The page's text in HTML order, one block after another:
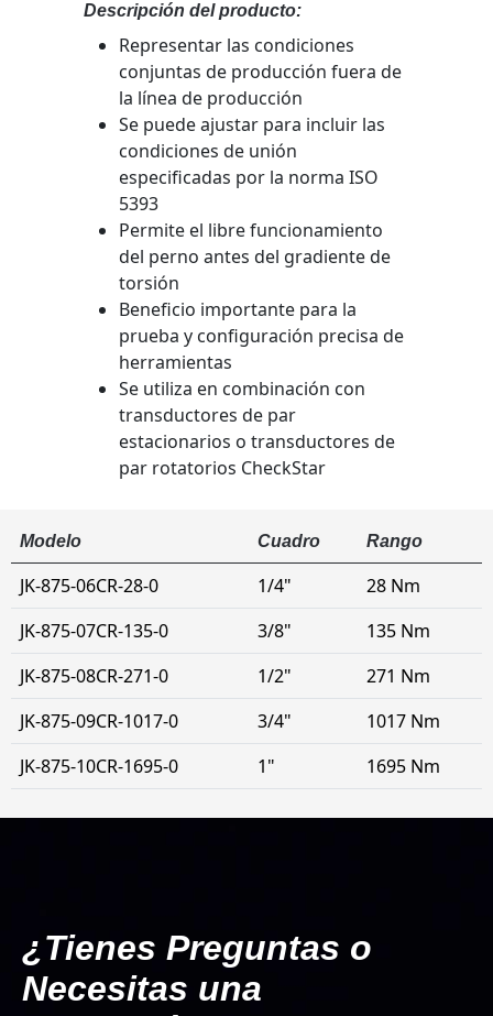
Descripción del producto:
Representar las condiciones
conjuntas de producción fuera de
la línea de producción
Se puede ajustar para incluir las
condiciones de unión
especificadas por la norma ISO
5393
Permite el libre funcionamiento
del perno antes del gradiente de
torsión
Beneficio importante para la
prueba y configuración precisa de
herramientas
Se utiliza en combinación con
transductores de par
estacionarios o transductores de
par rotatorios CheckStar
Modelo Cuadro Rango
JK-875-06CR-28-0 1/4"
28 Nm
JK-875-07CR-135-0
3/8"
135 Nm
JK-875-08CR-271-0
1/2"
271 Nm
JK-875-09CR-1017-0
3/4"
1017 Nm
JK-875-10CR-1695-0
1" 1695 Nm
¿Tienes Preguntas o
Necesitas una